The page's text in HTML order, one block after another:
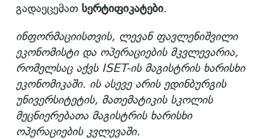
გადაეცემათ სერტიფიკატები.
ინფორმაციისთვის, ლევან ფავლენიშვილი
ეკონომისტი და ოპერაციების მკვლევარია,
რომელსაც აქვს ISET-ის მაგისტრის ხარისხი
ეკონომიკაში. ის ასევე არის ედინბურგის
უნივერსიტეტის, მათემატიკის სკოლის
მეცნიერებათა მაგისტრის ხარისხი
ოპერაციების კვლევაში.